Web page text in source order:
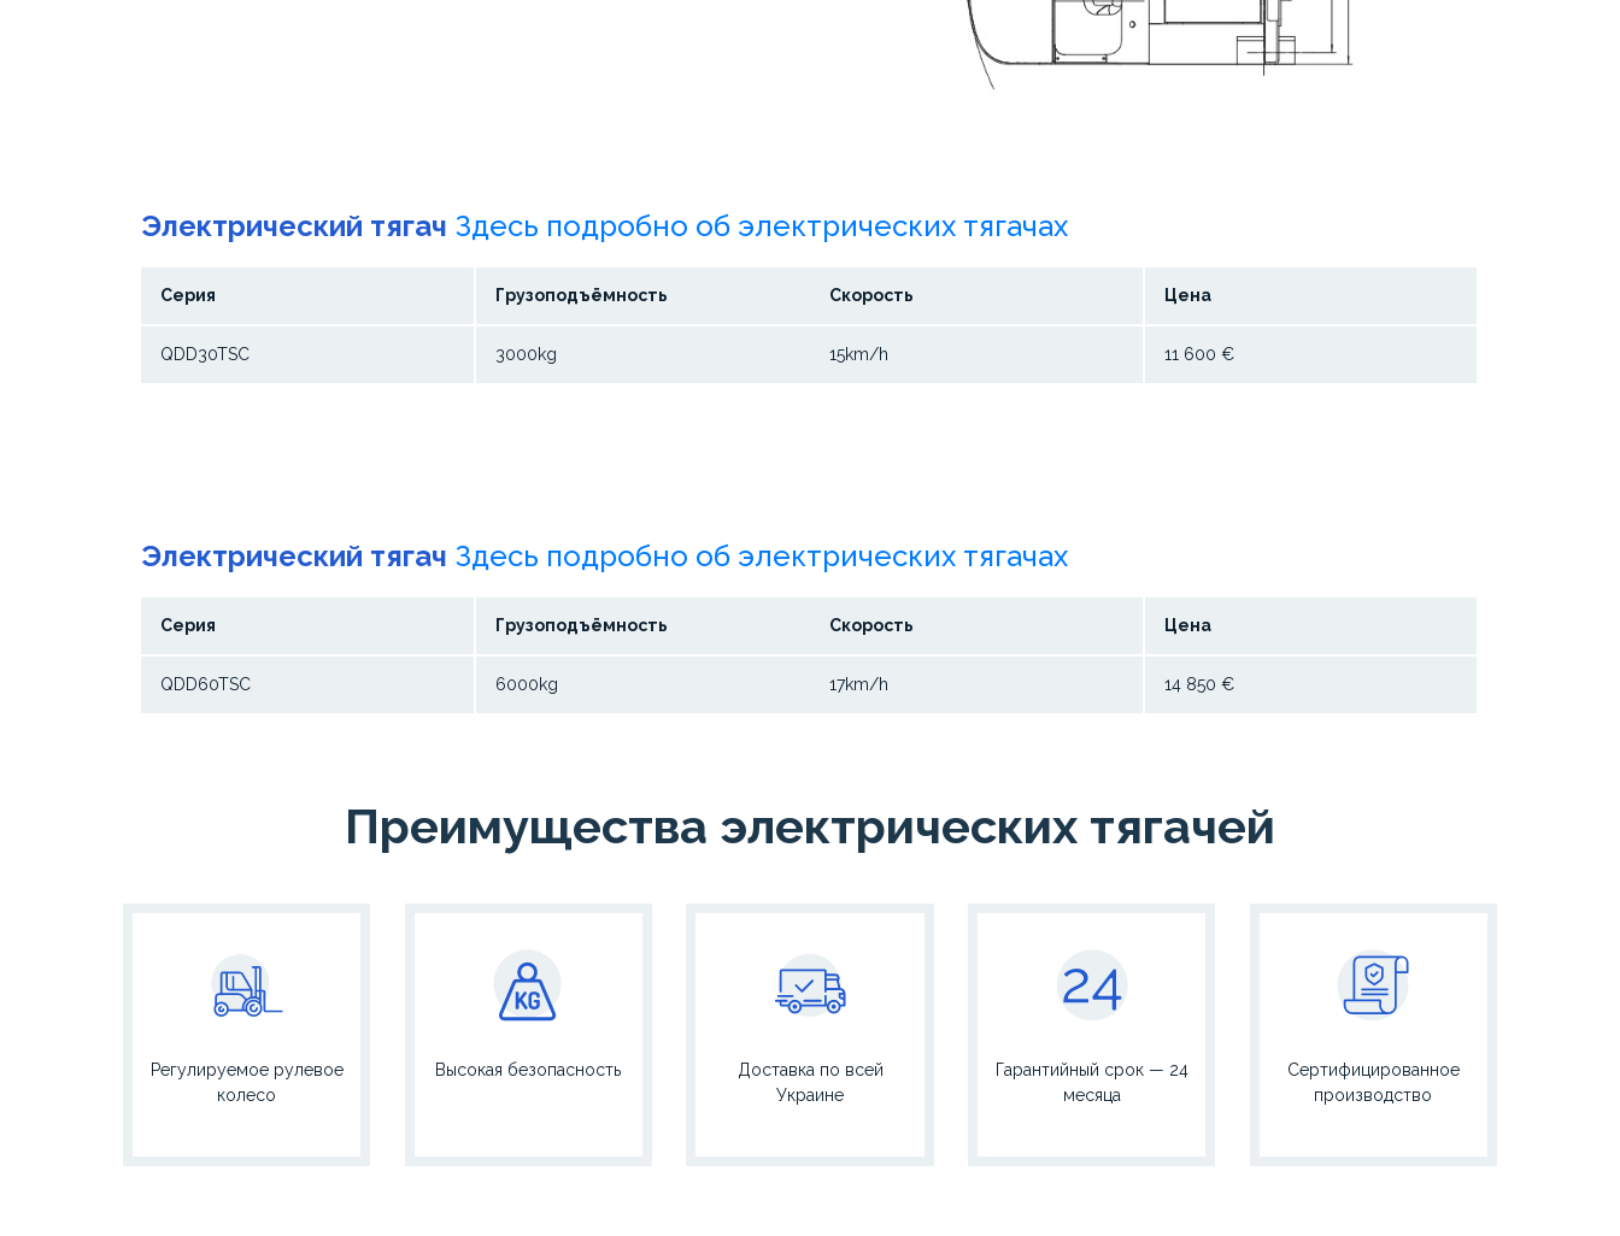
Электрический тягач Здесь подробно об электрических тягачах
Серия Грузоподъёмность Скорость Цена
QDD30TSC 3000kg 15km/h 11 600 €
Электрический тягач Здесь подробно об электрических тягачах
Серия Грузоподъёмность Скорость Цена
QDD60TSC 6000kg 17km/h 14 850 €
Преимущества электрических тягачей
Регулируемое рулевое
колесо
Высокая безопасность
Доставка по всей
Украине
Гарантийный срок — 24
месяца
Сертифицированное
производство